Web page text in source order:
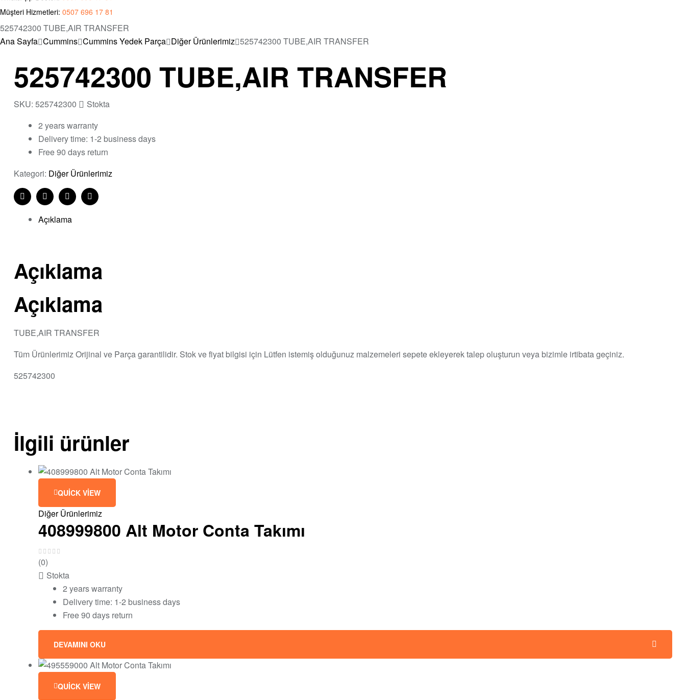
Müşteri Hizmetleri: 0507 696 17 81
525742300 TUBE,AIR TRANSFER
Ana Sayfa Cummins Cummins Yedek Parça Diğer Ürünlerimiz 525742300 TUBE,AIR TRANSFER
525742300 TUBE,AIR TRANSFER
SKU: 525742300
Stokta
2 years warranty
Delivery time: 1-2 business days
Free 90 days return
Kategori: Diğer Ürünlerimiz
Share:
FacebookTwitterLinkedinPinterest
Açıklama
Açıklama
Açıklama
TUBE,AIR TRANSFER
Tüm Ürünlerimiz Orijinal ve Parça garantilidir. Stok ve fiyat bilgisi için Lütfen istemiş olduğunuz malzemeleri sepete ekleyerek talep oluşturun veya bizimle irtibata geçiniz.
525742300
İlgili ürünler
QUICK VIEW
Diğer Ürünlerimiz
408999800 Alt Motor Conta Takımı
(0)
Stokta
2 years warranty
Delivery time: 1-2 business days
Free 90 days return
DEVAMINI OKU
QUICK VIEW